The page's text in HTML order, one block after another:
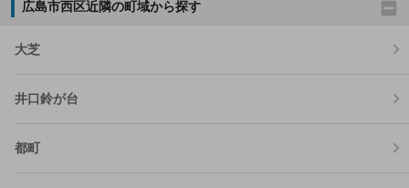
広島市西区近隣の町域から探す
大芝
井口鈴が台
都町